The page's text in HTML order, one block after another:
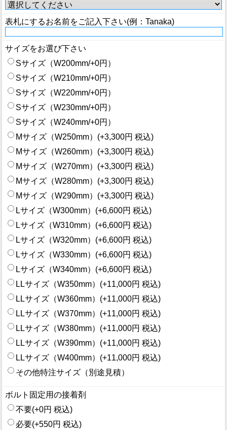
表札にするお名前をご記入下さい(例：Tanaka)
サイズをお選び下さい
Sサイズ（W200mm/+0円）
Sサイズ（W210mm/+0円）
Sサイズ（W220mm/+0円）
Sサイズ（W230mm/+0円）
Sサイズ（W240mm/+0円）
Mサイズ（W250mm）(+3,300円 税込)
Mサイズ（W260mm）(+3,300円 税込)
Mサイズ（W270mm）(+3,300円 税込)
Mサイズ（W280mm）(+3,300円 税込)
Mサイズ（W290mm）(+3,300円 税込)
Lサイズ（W300mm）(+6,600円 税込)
Lサイズ（W310mm）(+6,600円 税込)
Lサイズ（W320mm）(+6,600円 税込)
Lサイズ（W330mm）(+6,600円 税込)
Lサイズ（W340mm）(+6,600円 税込)
LLサイズ（W350mm）(+11,000円 税込)
LLサイズ（W360mm）(+11,000円 税込)
LLサイズ（W370mm）(+11,000円 税込)
LLサイズ（W380mm）(+11,000円 税込)
LLサイズ（W390mm）(+11,000円 税込)
LLサイズ（W400mm）(+11,000円 税込)
その他特注サイズ（別途見積）
ボルト固定用の接着剤
不要(+0円 税込)
必要(+550円 税込)